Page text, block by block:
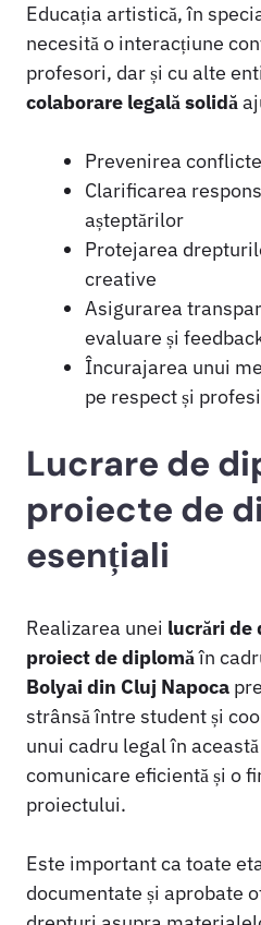
Educația artistică, în
necesită o interacțiune
profesori, dar și cu alte
colaborare legală solidă
Prevenirea
Clarificarea
așteptărilor
Protejarea
creative
Asigurarea
evaluare și
Încurajarea unui
pe respect și
Lucrare de
proiecte de
esențiali
Realizarea unei lucrări de
proiect de diplomăîn
Bolyai din Cluj Napoca
strânsă între student și
unui cadru legal în
comunicare eficientă și o
proiectului.
Este important ca toate
documentate și aprobate